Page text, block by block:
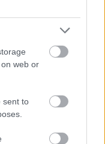
web or
sent to
oktatási beruházás
jó hírű
a FERROÉP
tartanak majd.